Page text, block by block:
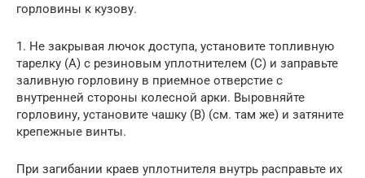
горловины к кузову.
1. Не закрывая лючок доступа, установите топливную
тарелку (А) с резиновым уплотнителем (С) и заправьте
заливную горловину в приемное отверстие с
внутренней стороны колесной арки. Выровняйте
горловину, установите чашку (В) (см. там же) и затяните
крепежные винты.
При загибании краев уплотнителя внутрь расправьте их